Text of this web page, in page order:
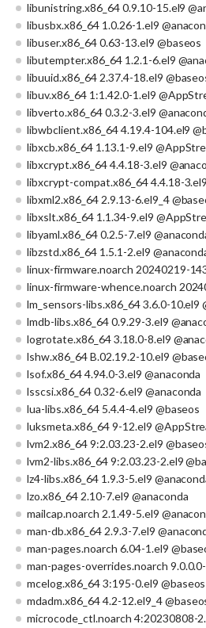
libunistring.x86_64 0.9.10-15.el9
libusbx.x86_64 1.0.26-1.el9
libuser.x86_64 0.63-13.el9 @baseos
libutempter.x86_64 1.2.1-6.el9
libuuid.x86_64 2.37.4-18.el9
libuv.x86_64 1:1.42.0-1.el9
libverto.x86_64 0.3.2-3.el9
libwbclient.x86_64 4.19.4-104.el9
libxcb.x86_64 1.13.1-9.el9
libxcrypt.x86_64 4.4.18-3.el9
libxcrypt-compat.x86_64 4.4.18-
libxml2.x86_64 2.9.13-6.el9_4
libxslt.x86_64 1.1.34-9.el9
libyaml.x86_64 0.2.5-7.el9
libzstd.x86_64 1.5.1-2.el9
linux-firmware.noarch 20240219-
linux-firmware-whence.noarch
lm_sensors-libs.x86_64 3.6.0-10.el9
lmdb-libs.x86_64 0.9.29-3.el9
logrotate.x86_64 3.18.0-8.el9
lshw.x86_64 B.02.19.2-10.el9
lsof.x86_64 4.94.0-3.el9 @anaconda
lsscsi.x86_64 0.32-6.el9 @anaconda
lua-libs.x86_64 5.4.4-4.el9 @baseos
luksmeta.x86_64 9-12.el9
lvm2.x86_64 9:2.03.23-2.el9
lvm2-libs.x86_64 9:2.03.23-2.el9
lz4-libs.x86_64 1.9.3-5.el9
lzo.x86_64 2.10-7.el9 @anaconda
mailcap.noarch 2.1.49-5.el9
man-db.x86_64 2.9.3-7.el9
man-pages.noarch 6.04-1.el9
man-pages-overrides.noarch
mcelog.x86_64 3:195-0.el9 @baseos
mdadm.x86_64 4.2-12.el9_4
microcode_ctl.noarch 4:20230808-